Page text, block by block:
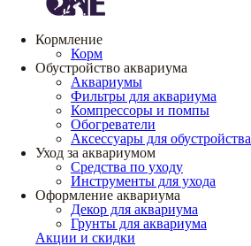
Кормление
Корм
Обустройство аквариума
Аквариумы
Фильтры для аквариума
Компрессоры и помпы
Обогреватели
Аксессуары для обустройства
Уход за аквариумом
Средства по уходу
Инструменты для ухода
Оформление аквариума
Декор для аквариума
Грунты для аквариума
Акции и скидки